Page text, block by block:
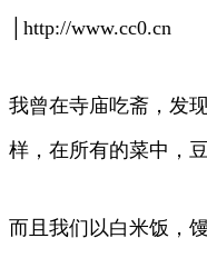
│http://www.cc0.cn
我曾在寺庙吃斋，发
样，在所有的菜中，
而且我们以白米饭，